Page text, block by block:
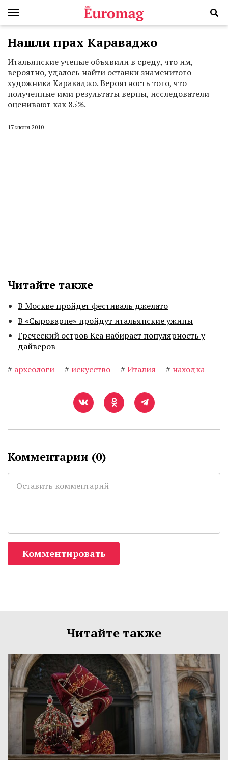
Нашли прах Караваджо
Итальянские ученые объявили в среду, что им,
вероятно, удалось найти останки знаменитого
художника Караваджо. Вероятность того, что
полученные ими результаты верны, исследователи
оценивают как 85%.
17 июня 2010
Читайте также
В Москве пройдет фестиваль джелато
В «Сыроварне» пройдут итальянские ужины
Греческий остров Кеа набирает популярность у
дайверов
# археологи # искусство # Италия # находка
Комментарии (0)
Комментировать
Читайте также